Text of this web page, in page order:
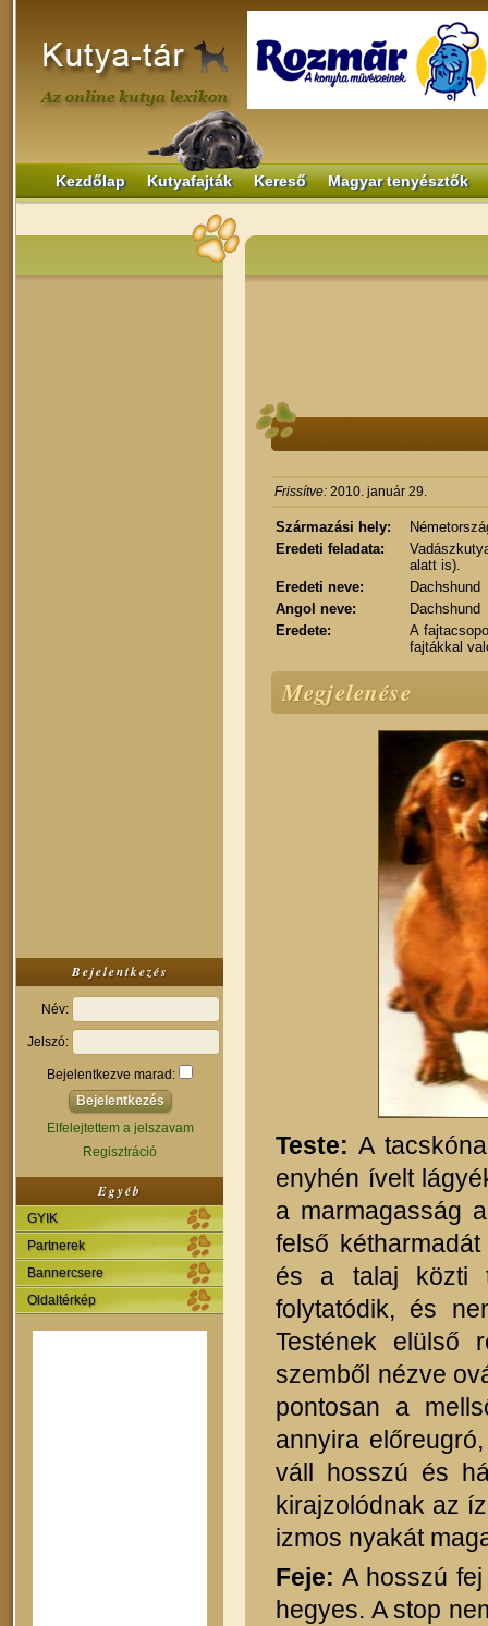
Kezdőlap Kutyafajták Kereső Magyar tenyésztők
Bejelentkezés
Név:
Jelszó:
Bejelentkezve marad:
Elfelejtettem a jelszavam
Regisztráció
Egyéb
GYIK
Partnerek
Bannercsere
Oldaltérkép
Frissítve: 2010. január 29.
Származási hely:
Eredeti feladata:
alatt is).
Eredeti neve:
Dachshund
Angol neve:
Dachshund
Eredete:
A
fajtákkal
Megjelenése
Teste: A
enyhén ívelt
a marmagasság
felső
és a talaj közti
folytatódik, és
Testének elülső
szemből nézve
pontosan a
annyira
váll hosszú és
kirajzolódnak az
izmos nyakát
Feje: A hosszú
hegyes. A stop